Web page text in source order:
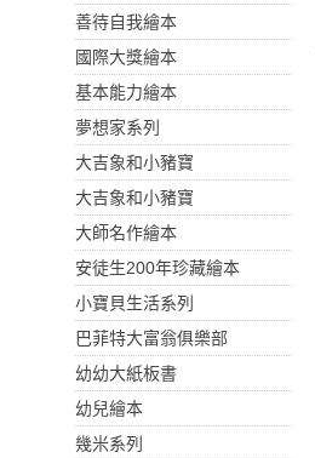
善待自我繪本
國際大獎繪本
基本能力繪本
夢想家系列
大吉象和小豬寶
大吉象和小豬寶
大師名作繪本
安徒生200年珍藏繪本
小寶貝生活系列
巴菲特大富翁俱樂部
幼幼大紙板書
幼兒繪本
幾米系列